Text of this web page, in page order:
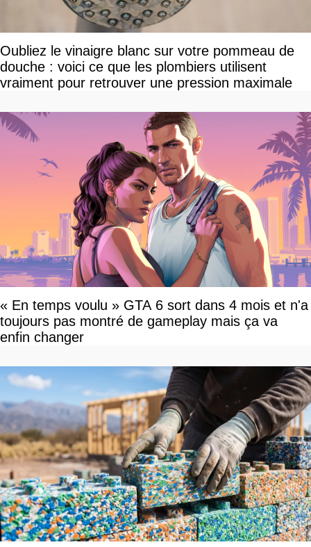
Oubliez le vinaigre blanc sur votre pommeau de
douche : voici ce que les plombiers utilisent
vraiment pour retrouver une pression maximale
« En temps voulu » GTA 6 sort dans 4 mois et n'a
toujours pas montré de gameplay mais ça va
enfin changer